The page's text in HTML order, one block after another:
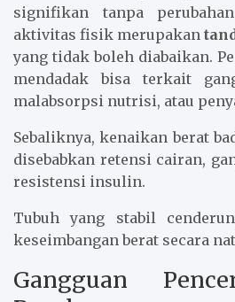
signifikan tanpa
aktivitas fisik merupakan
yang tidak boleh diabaikan.
mendadak bisa terkait
malabsorpsi nutrisi, atau
Sebaliknya, kenaikan berat
disebabkan retensi cairan,
resistensi insulin.
Tubuh yang stabil
keseimbangan berat secara
Gangguan